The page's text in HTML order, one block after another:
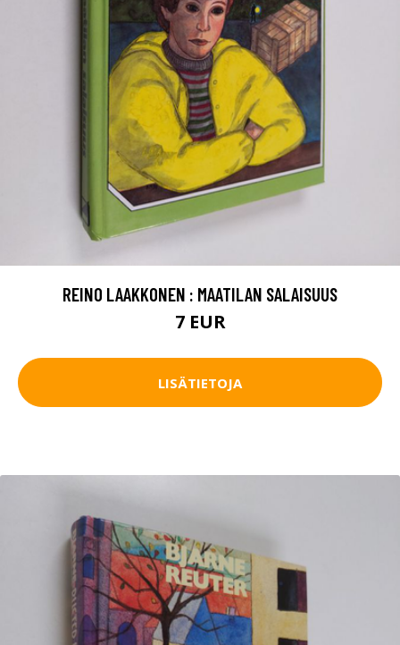
REINO LAAKKONEN : MAATILAN SALAISUUS
7 EUR
LISÄTIETOJA